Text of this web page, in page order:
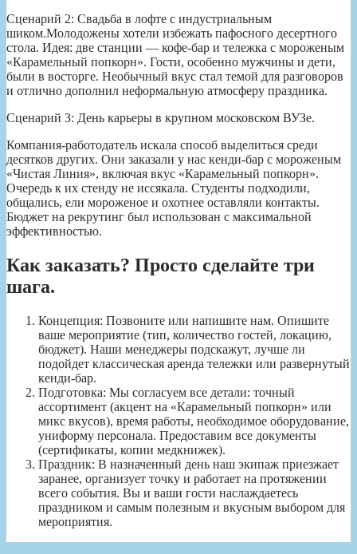
Сценарий 2: Свадьба в лофте с индустриальным
шиком.Молодожены хотели избежать пафосного десертного
стола. Идея: две станции — кофе-бар и тележка с мороженым
«Карамельный попкорн». Гости, особенно мужчины и дети,
были в восторге. Необычный вкус стал темой для разговоров
и отлично дополнил неформальную атмосферу праздника.
Сценарий 3: День карьеры в крупном московском ВУЗе.
Компания-работодатель искала способ выделиться среди
десятков других. Они заказали у нас кенди-бар с мороженым
«Чистая Линия», включая вкус «Карамельный попкорн».
Очередь к их стенду не иссякала. Студенты подходили,
общались, ели мороженое и охотнее оставляли контакты.
Бюджет на рекрутинг был использован с максимальной
эффективностью.
Как заказать? Просто сделайте три
шага.
Концепция: Позвоните или напишите нам. Опишите
ваше мероприятие (тип, количество гостей, локацию,
бюджет). Наши менеджеры подскажут, лучше ли
подойдет классическая аренда тележки или развернутый
кенди-бар.
Подготовка: Мы согласуем все детали: точный
ассортимент (акцент на «Карамельный попкорн» или
микс вкусов), время работы, необходимое оборудование,
униформу персонала. Предоставим все документы
(сертификаты, копии медкнижек).
Праздник: В назначенный день наш экипаж приезжает
заранее, организует точку и работает на протяжении
всего события. Вы и ваши гости наслаждаетесь
праздником и самым полезным и вкусным выбором для
мероприятия.